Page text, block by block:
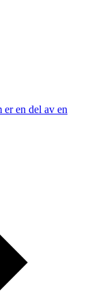
er en del av en